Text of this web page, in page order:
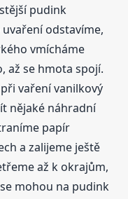
pudink
odstavíme,
vmícháme
až se hmota spojí.
vaření vanilkový
nějaké náhradní
papír
a zalijeme ještě
až k okrajům,
mohou na pudink